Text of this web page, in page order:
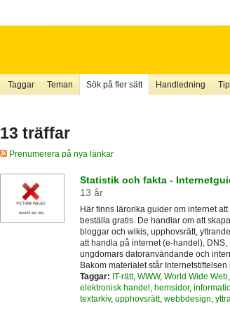
Taggar Teman Sök på fler sätt Handledning
13 träffar
Prenumerera på nya länkar
Statistik och fakta -
13 år
Här finns lärorika guider om internet
beställa gratis. De handlar om att
bloggar och wikis, upphovsrätt,
att handla på internet (e-handel), DNS,
ungdomars datoranvändande och
Bakom materialet står Internetstiftelsen
Taggar: IT-rätt, WWW, World Wide Web,
elektronisk handel hemsidor,
textarkiv, upphovsrätt, webbdesign